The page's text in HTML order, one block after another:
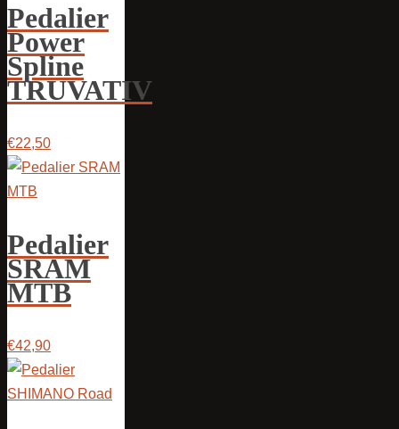
Pedalier
Power
Spline
TRUVATIV
€22,50
Pedalier
SRAM
MTB
€42,90